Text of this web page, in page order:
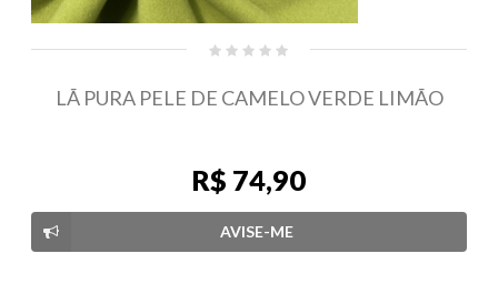
LÃ PURA PELE DE CAMELO VERDE LIMÃO
R$ 74,90
AVISE-ME